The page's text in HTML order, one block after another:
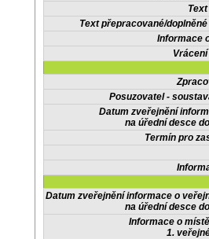
Text přepracované/
Informace
Posuzovatel -
Datum zveřejnění
na úřední desce
Termín pro
Datum zveřejnění informace o
na úřední desce
Informace o
1.